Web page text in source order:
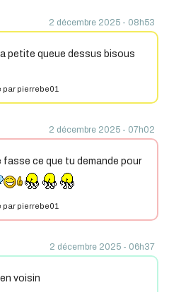
2 décembre 2025 - 08h53
petite queue dessus bisous
par pierrebe01
2 décembre 2025 - 07h02
ce que tu demande pour
par pierrebe01
2 décembre 2025 - 06h37
voisin